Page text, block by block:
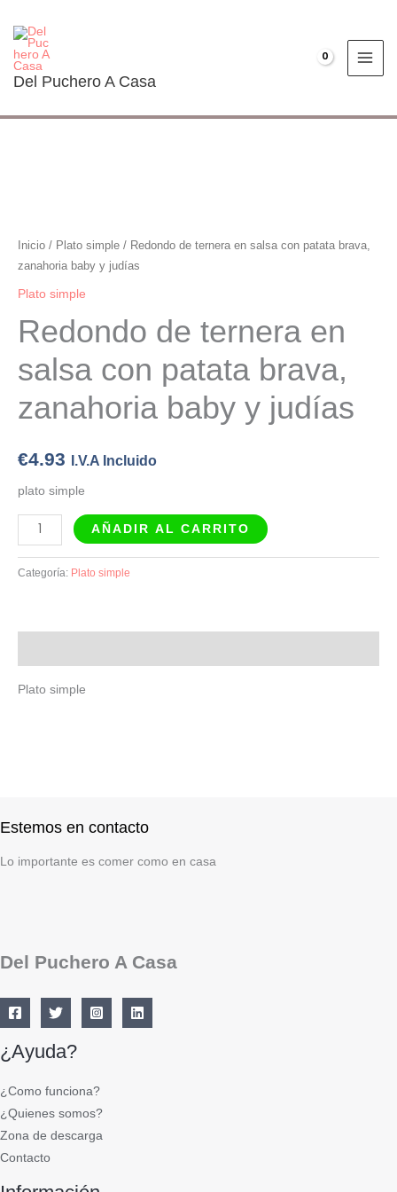
contenido
Del Puchero A Casa
Inicio / Plato simple / Redondo de ternera en salsa con patata brava,
zanahoria baby y judías
Plato simple
Redondo de ternera en
salsa con patata brava,
zanahoria baby y judías
€4.93 I.V.A Incluido
plato simple
en
salsa
con
brava,
zanahoria
baby
y
judías
AÑADIR AL CARRITO
Categoría: Plato simple
Plato simple
Estemos en contacto
Lo importante es comer como en casa
Del Puchero A Casa
¿Ayuda?
¿Como funciona?
¿Quienes somos?
Zona de descarga
Contacto